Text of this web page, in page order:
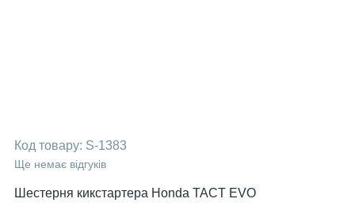
Код товару: S-1383
Ще немає відгуків
Шестерня кикстартера Honda TACT EVO